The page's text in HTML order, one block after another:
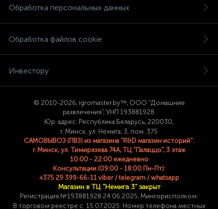
Обработка персональных данных
Обработка файлов cookie
Инвестору
© 2010-2026, igromaster.by™, ООО "Домашние
развлечения", УНП 193881928.
Юр. адрес: Республика Беларусь, 220030,
г. Минск, ул. Немига, 3, пом. 375
САМОВЫВОЗ (ПВЗ) из магазина "R&D магазин историй":
г. Минск, ул. Тимирязева 74A, ТЦ "Палаццо", 3 этаж
10:00 - 22:00 ежедневно
Консультации (09:00 - 18:00 Пн-Пт):
+375 29 399-66-11 viber / telegram / whatsapp
Магазин в ТЦ "Немига 3" закрыт
Регистрация №193881928 24 .06.2025, Мингорисполком.
В торговом реестре с 15.07.2025. Номер телефона местных